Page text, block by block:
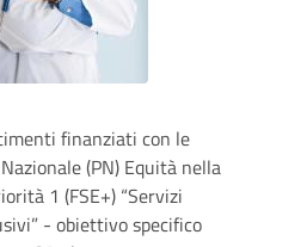
finanziati con le
(PN) Equità nella
1 (FSE+) “Servizi
- obiettivo specifico